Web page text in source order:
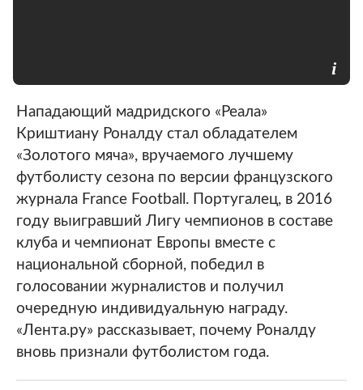
Нападающий мадридского «Реала»
Криштиану Роналду стал обладателем
«Золотого мяча», вручаемого лучшему
футболисту сезона по версии французского
журнала France Football. Португалец, в 2016
году выигравший Лигу чемпионов в составе
клуба и чемпионат Европы вместе с
национальной сборной, победил в
голосовании журналистов и получил
очередную индивидуальную награду.
«Лента.ру» рассказывает, почему Роналду
вновь признали футболистом года.